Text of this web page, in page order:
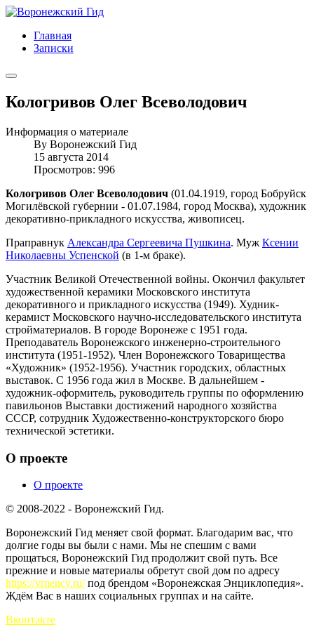
Главная
Записки
Кологривов Олег Всеволодович
Информация о материале
By Воронежский Гид
15 августа 2014
Просмотров: 996
Кологривов Олег Всеволодович (01.04.1919, город Бобруйск
Могилёвской губернии - 01.07.1984, город Москва), художник
декоративно-прикладного искусства, живописец.
Праправнук Александра Сергеевича Пушкина. Муж Ксении
Николаевны Успенской (в 1-м браке).
Участник Великой Отечественной войны. Окончил факультет
художественной керамики Московского института
декоративного и прикладного искусства (1949). Худник-
керамист Московского научно-исследовательского института
стройматериалов. В городе Воронеже с 1951 года.
Преподаватель Воронежского инженерно-строительного
института (1951-1952). Член Воронежского Товарищества
«Художник» (1952-1956). Участник городских, областных
выставок. С 1956 года жил в Москве. В дальнейшем -
художник-оформитель, руководитель группы по оформлению
павильонов Выставки достижений народного хозяйства
СССР, сотрудник Художественно-конструкторского бюро
технической эстетики.
О проекте
О проекте
© 2008-2022 - Воронежский Гид.
Воронежский Гид меняет свой формат. Благодарим вас, что
долгие годы вы были с нами. Мы не спешим с вами
прощаться, Воронежский Гид продолжит свой путь. Все
прежние и новые материалы обретут свой дом по адресу
https://vrnency.ru/под брендом «Воронежская Энциклопедия».
Ждём Вас в наших социальных группах и на сайте.
Вконтакте